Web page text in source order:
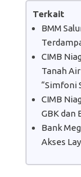
Terkait
BMM
CIMB
Tanah
“Simfoni
CIMB
GBK dan
Bank
Akses